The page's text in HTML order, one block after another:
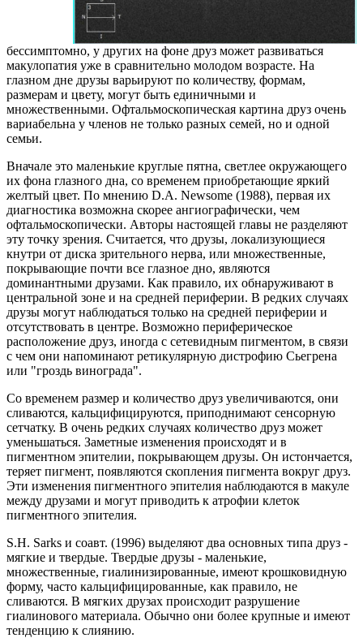
бессимптомно, у других на фоне друз может развиваться
макулопатия уже в сравнительно молодом возрасте. На
глазном дне друзы варьируют по количеству, формам,
размерам и цвету, могут быть единичными и
множественными. Офтальмоскопическая картина друз очень
вариабельна у членов не только разных семей, но и одной
семьи.
Вначале это маленькие круглые пятна, светлее окружающего
их фона глазного дна, со временем приобретающие яркий
желтый цвет. По мнению D.A. Newsome (1988), первая их
диагностика возможна скорее ангиографически, чем
офтальмоскопически. Авторы настоящей главы не разделяют
эту точку зрения. Считается, что друзы, локализующиеся
кнутри от диска зрительного нерва, или множественные,
покрывающие почти все глазное дно, являются
доминантными друзами. Как правило, их обнаруживают в
центральной зоне и на средней периферии. В редких случаях
друзы могут наблюдаться только на средней периферии и
отсутствовать в центре. Возможно периферическое
расположение друз, иногда с сетевидным пигментом, в связи
с чем они напоминают ретикулярную дистрофию Сьегрена
или "гроздь винограда".
Со временем размер и количество друз увеличиваются, они
сливаются, кальцифицируются, приподнимают сенсорную
сетчатку. В очень редких случаях количество друз может
уменьшаться. Заметные изменения происходят и в
пигментном эпителии, покрывающем друзы. Он истончается,
теряет пигмент, появляются скопления пигмента вокруг друз.
Эти изменения пигментного эпителия наблюдаются в макуле
между друзами и могут приводить к атрофии клеток
пигментного эпителия.
S.H. Sarks и соавт. (1996) выделяют два основных типа друз -
мягкие и твердые. Твердые друзы - маленькие,
множественные, гиалинизированные, имеют крошковидную
форму, часто кальцифицированные, как правило, не
сливаются. В мягких друзах происходит разрушение
гиалинового материала. Обычно они более крупные и имеют
тенденцию к слиянию.